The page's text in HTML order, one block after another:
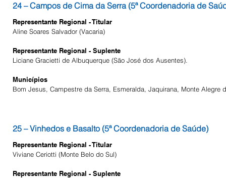
24 – Campos de Cima da Serra (5ª Coordenadoria de
Representante Regional - Titular
Aline Soares Salvador (Vacaria)
Representante Regional - Suplente
Liciane Gracietti de Albuquerque (São José dos Ausentes).
Municípios
Bom Jesus, Campestre da Serra, Esmeralda, Jaquirana, Monte
25 – Vinhedos e Basalto (5ª Coordenadoria de Saúde)
Representante Regional - Titular
Viviane Ceriotti (Monte Belo do Sul)
Representante Regional - Suplente